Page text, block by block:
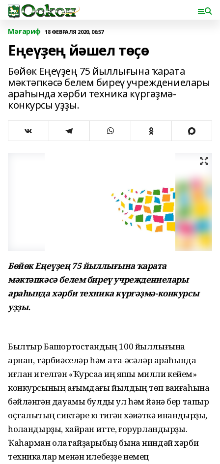
Мәғариф 18 ФЕВРАЛЯ 2020, 06:57
Еңеүҙең йәшел төҫө
Бөйөк Еңеүҙең 75 йыллығына ҡарата
мәктәпкәсә белем биреү учреждениелары
араһында хәрби техника күргәҙмә-
конкурсы уҙҙы.
Бөйөк Еңеүҙең 75 йыллығына ҡарата
мәктәпкәсә белем биреү учреждениелары
араһында хәрби техника күргәҙмә-конкурсы
уҙҙы.
Былтыр Башҡортостандың 100 йыллығына
арнап, тәрбиәселәр һәм ата-әсәләр араһында
иғлан ителгән «Ҡурсаҡҡа иң яҡшы милли кейем»
конкурсының ағымдағы йылдың төп ваҡиғаһына
бәйләнгән дауамы булды ул һәм йәнә бер тапҡыр
оҫталыҡтың сиктәре юҡ тигән хәҡиҡәткә инандырҙы,
һоҡландырҙы, хайран итте, ғорурландырҙы.
Ҡаһарман олатайҙарыбыҙ бына ниндәй хәрби
техникалар менән илебеҙҙе немец